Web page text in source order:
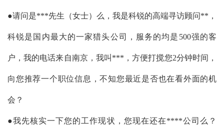
●请问是***先生（女士）么，我是科锐的高端寻访顾问**，
科锐是国内最大的一家猎头公司，服务的均是500强的客
户，我的电话来自南京，我叫***，方便打搅您2分钟时间，
向您推荐一个职位信息，不知您最近是否也在看外面的机
会？
●我先核实一下您的工作现状，您现在还在****公司么？